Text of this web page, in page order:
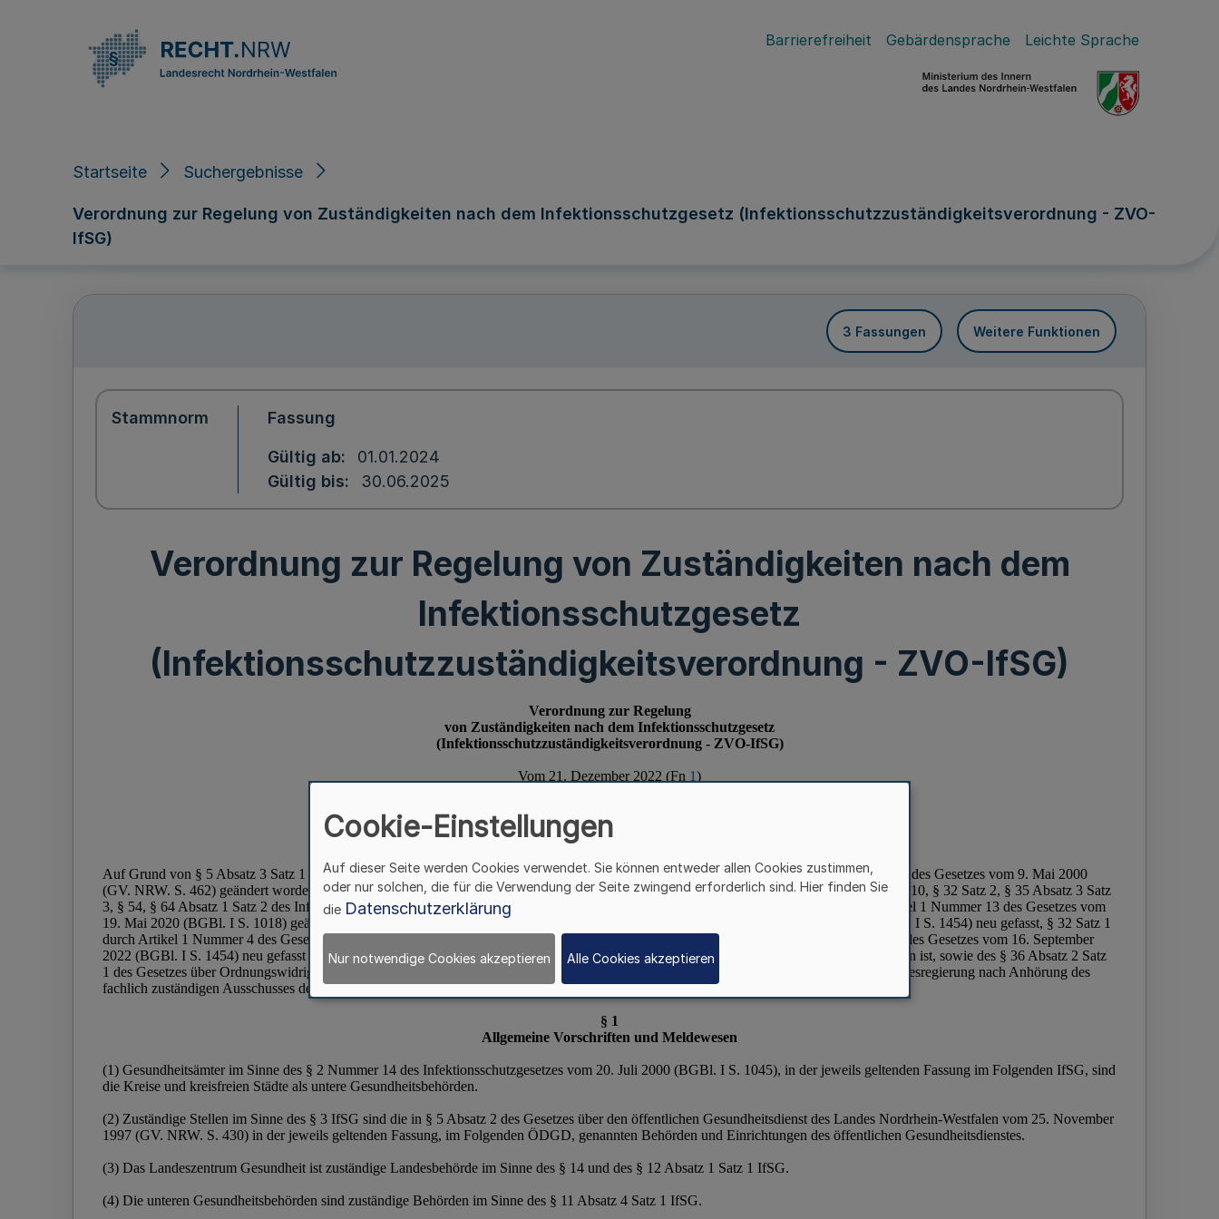
Barrierefreiheit Gebärdensprache Leichte Sprache
Startseite Suchergebnisse
Verordnung zur Regelung von Zuständigkeiten nach dem Infektionsschutzgesetz (Infektionsschutzzuständigkeitsverordnung - ZVO-
IfSG)
3 Fassungen Weitere Funktionen
Stammnorm Fassung
Gültig ab
01.01.2024
Gültig bis
30.06.2025
Verordnung zur Regelung von Zuständigkeiten nach dem
Infektionsschutzgesetz
(Infektionsschutzzuständigkeitsverordnung - ZVO-IfSG)
Cookie-Einstellungen
Auf dieser Seite werden Cookies verwendet. Sie können entweder allen Cookies zustimmen,
oder nur solchen, die für die Verwendung der Seite zwingend erforderlich sind. Hier finden Sie
die Datenschutzerklärung
Nur notwendige Cookies akzeptieren Alle Cookies akzeptieren